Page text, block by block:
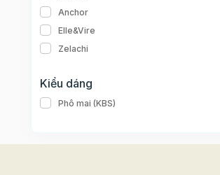
Anchor
Elle&Vire
Zelachi
Kiểu dáng
Phô mai (KBS)